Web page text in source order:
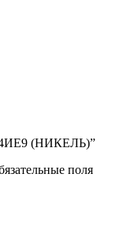
(НИКЕЛЬ)”
поля